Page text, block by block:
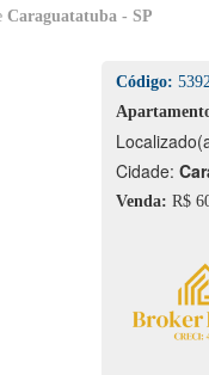
Caraguatatuba - SP
Código:
Cidade:
Venda: R$